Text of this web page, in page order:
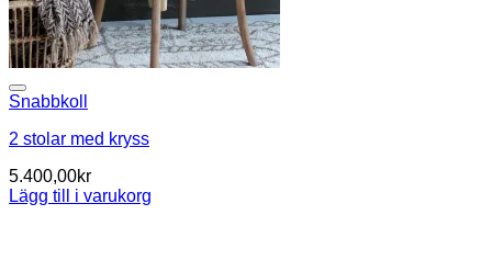
Snabbkoll
2 stolar med kryss
5.400,00kr
Lägg till i varukorg